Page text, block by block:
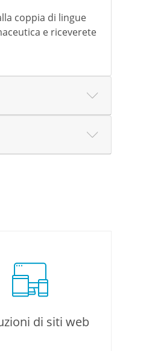
coppia di lingue
e riceverete
di siti web